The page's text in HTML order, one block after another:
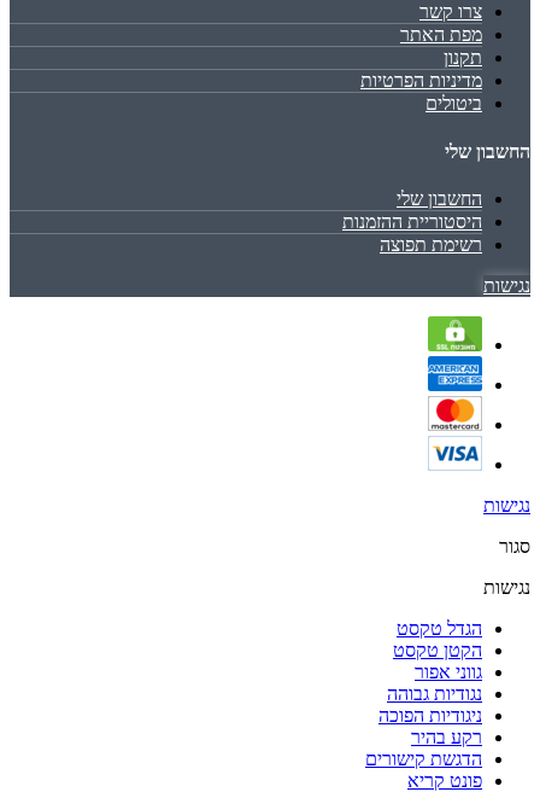
צרו קשר
מפת האתר
תקנון
מדיניות הפרטיות
ביטולים
החשבון שלי
החשבון שלי
היסטוריית ההזמנות
רשימת תפוצה
נגישות
נגישות
סגור
נגישות
הגדל טקסט
הקטן טקסט
גווני אפור
נגודיות גבוהה
ניגודיות הפוכה
רקע בהיר
הדגשת קישורים
פונט קריא